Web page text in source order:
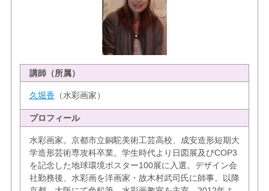
講師（所属）
久堀香（水彩画家）
プロフィール
水彩画家。京都市立銅駝美術工芸高校、成安造形短期大
学造形芸術専攻科卒業。学生時代より日図展及びCOP3
を記念した地球環境ポスター100展に入選。デザイン会
社勤務後、水彩画を洋画家・故木村武司氏に師事。以降